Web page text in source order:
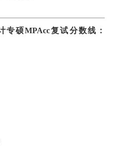
专硕MPAcc复试分数线：